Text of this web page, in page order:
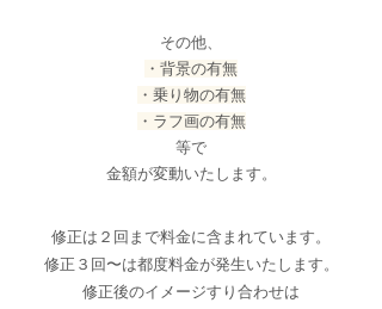
その他、
・背景の有無
​・乗り物の有無
・ラフ画の有無
等で
金額が変動いたします。
修正は２回まで料金に含まれています。
​修正３回〜は都度料金が発生いたします。
修正後のイメージすり合わせは